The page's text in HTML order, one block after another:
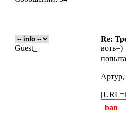
Re:
Guest_
воть=)
Артур,
ban